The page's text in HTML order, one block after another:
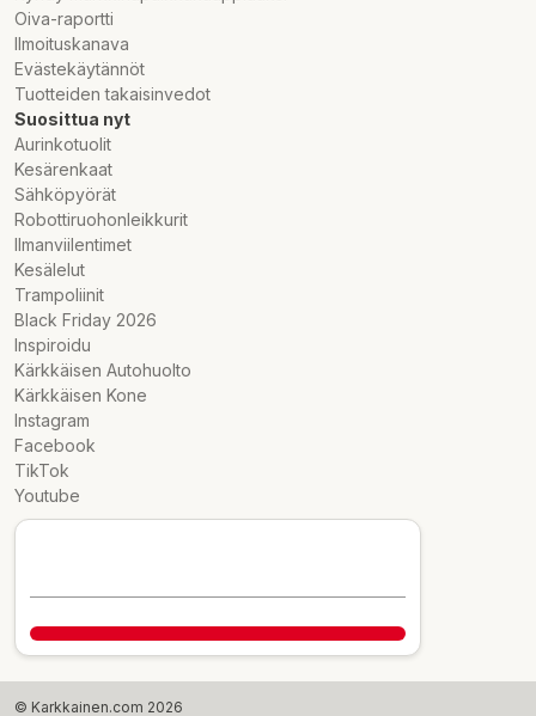
Oiva-raportti
Ilmoituskanava
Evästekäytännöt
Tuotteiden takaisinvedot
Suosittua nyt
Aurinkotuolit
Kesärenkaat
Sähköpyörät
Robottiruohonleikkurit
Ilmanviilentimet
Kesälelut
Trampoliinit
Black Friday 2026
Inspiroidu
Kärkkäisen Autohuolto
Kärkkäisen Kone
Instagram
Facebook
TikTok
Youtube
© Karkkainen.com 2026